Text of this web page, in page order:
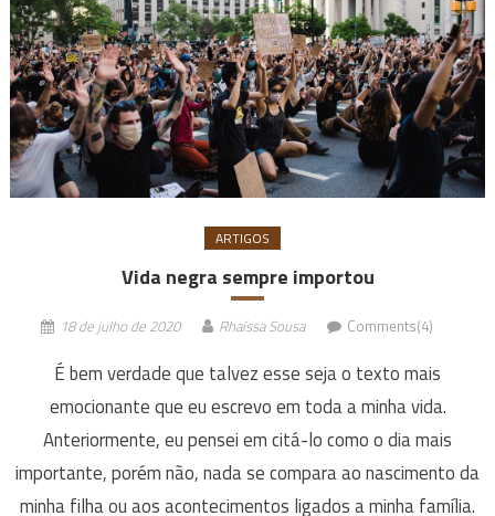
ARTIGOS
Vida negra sempre importou
18 de julho de 2020 Rhaíssa Sousa Comments(4)
É bem verdade que talvez esse seja o texto mais
emocionante que eu escrevo em toda a minha vida.
Anteriormente, eu pensei em citá-lo como o dia mais
importante, porém não, nada se compara ao nascimento da
minha filha ou aos acontecimentos ligados a minha família.